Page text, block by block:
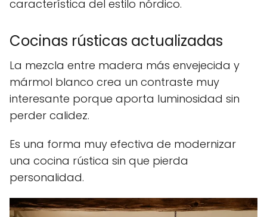
característica del estilo nórdico.
Cocinas rústicas actualizadas
La mezcla entre madera más envejecida y
mármol blanco crea un contraste muy
interesante porque aporta luminosidad sin
perder calidez.
Es una forma muy efectiva de modernizar
una cocina rústica sin que pierda
personalidad.